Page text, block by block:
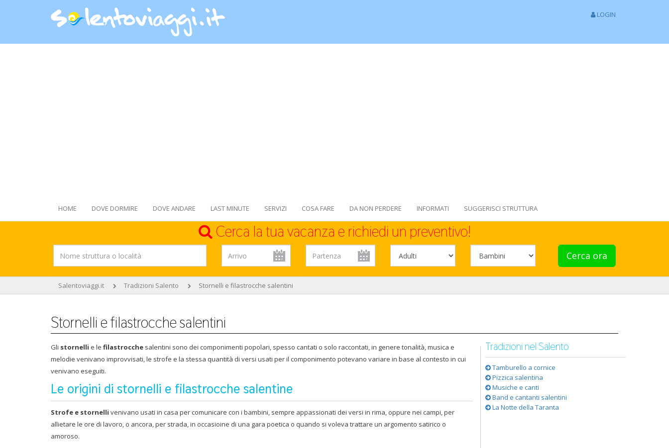
LOGIN
HOME DOVE DORMIRE DOVE ANDARE LAST MINUTE SERVIZI COSA FARE DA NON PERDERE INFORMATI SUGGERISCI STRUTTURA
Cerca la tua vacanza e richiedi un preventivo!
Cerca ora
Salentoviaggi.it Tradizioni Salento Stornelli e filastrocche salentini
Stornelli e filastrocche salentini
Gli stornelli e le filastrocche salentini sono dei componimenti popolari, spesso cantati o solo raccontati, in genere tonalità, musica e
melodie venivano improvvisati, le strofe e la stessa quantità di versi usati per il componimento potevano variare in base al contesto in cui
venivano eseguiti.
Le origini di stornelli e filastrocche salentine
Strofe e stornelli venivano usati in casa per comunicare con i bambini, sempre appassionati dei versi in rima, oppure nei campi, per
allietare le ore di lavoro, o ancora, per strada, in occasioine di una gara poetica o quando si voleva trattare un argomento satirico o
amoroso.
Tradizioni nel Salento
Tamburello a cornice
Pizzica salentina
Musiche e canti
Band e cantanti salentini
La Notte della Taranta